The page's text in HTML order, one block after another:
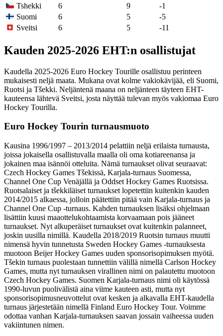
Tshekki
6 9
-1
Suomi
6 5
-5
Sveitsi
6 5 -11
Kauden 2025-2026 EHT:n osallistujat
Kaudella 2025-2026 Euro Hockey Tourille osallistuu perinteen
mukaisesti neljä maata. Mukana ovat kolme vakiokävijää, eli Suomi,
Ruotsi ja Tšekki. Neljäntenä maana on neljänteen täyteen EHT-
kauteensa lähtevä Sveitsi, josta näyttää tulevan myös vakiomaa Euro
Hockey Tourilla.
Euro Hockey Tourin turnausmuoto
Kausina 1996/1997 – 2013/2014 pelattiin neljä erilaista turnausta,
joissa jokaisella osallistuvalla maalla oli oma kotiareenansa ja
jokainen maa isännöi otteluita. Nämä turnaukset olivat seuraavat:
Czech Hockey Games Tšekissä, Karjala-turnaus Suomessa,
Channel One Cup Venäjällä ja Oddset Hockey Games Ruotsissa.
Ruotsalaiset ja tšekkiläiset turnaukset lopetettiin kuitenkin kauden
2014/2015 alkaessa, jolloin päätettiin pitää vain Karjala-turnaus ja
Channel One Cup -turnaus. Kahden turnauksen lisäksi ohjelmaan
lisättiin kuusi maaottelukohtaamista korvaamaan pois jääneet
turnaukset. Nyt alkuperäiset turnaukset ovat kuitenkin palanneet,
joskin uusilla nimillä. Kaudella 2018/2019 Ruotsin turnaus muutti
nimensä hyvin tunnetusta Sweden Hockey Games -turnauksesta
muotoon Beijer Hockey Games uuden sponsorisopimuksen myötä.
Tšekin turnaus puolestaan tunnettiin välillä nimellä Carlson Hockey
Games, mutta nyt turnauksen virallinen nimi on palautettu muotoon
Czech Hockey Games. Suomen Karjala-turnaus nimi oli käytössä
1990-luvun puolivälistä aina viime kauteen asti, mutta nyt
sponsorisopimusneuvottelut ovat kesken ja alkavalla EHT-kaudella
turnaus järjestetään nimellä Finland Euro Hockey Tour. Voimme
odottaa vanhan Karjala-turnauksen saavan jossain vaiheessa uuden
vakiintunen nimen.